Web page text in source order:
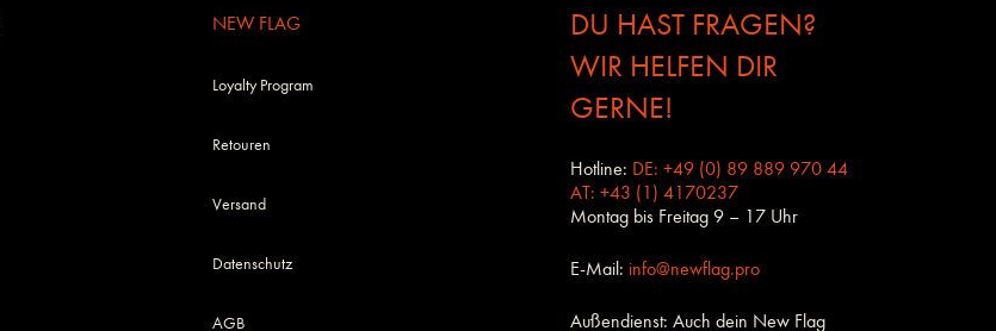
NEW FLAG
Loyalty Program
Retouren
Versand
Datenschutz
AGB
DU HAST FRAGEN?
WIR HELFEN DIR
GERNE!
Hotline: DE: +49 (0) 89 889 970 44
AT: +43 (1) 4170237
Montag bis Freitag 9 – 17 Uhr
E-Mail: info@newflag.pro
Außendienst: Auch dein New Flag